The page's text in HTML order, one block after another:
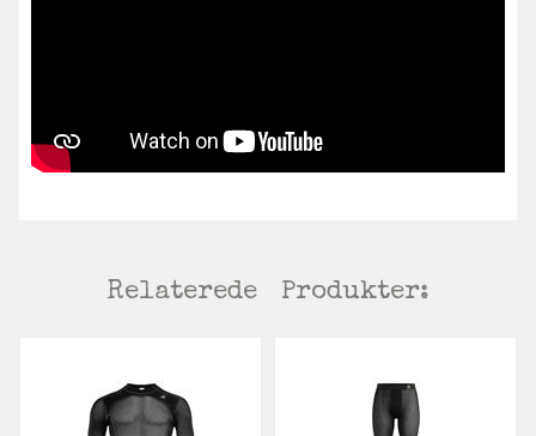
Relaterede Produkter: